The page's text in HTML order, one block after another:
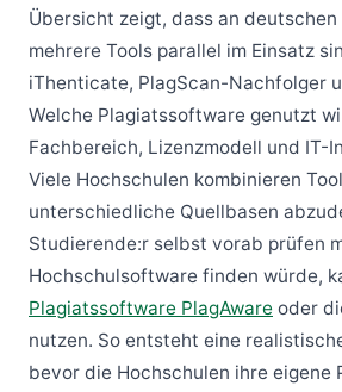
Übersicht zeigt, dass an deutschen
mehrere Tools parallel im Einsatz
iThenticate, PlagScan-Nachfolger
Welche Plagiatssoftware genutzt
Fachbereich, Lizenzmodell und IT-
Viele Hochschulen kombinieren
unterschiedliche Quellbasen
Studierende:r selbst vorab prüfen
Hochschulsoftware finden würde,
Plagiatssoftware PlagAware oder
nutzen. So entsteht eine
bevor die Hochschulen ihre eigene